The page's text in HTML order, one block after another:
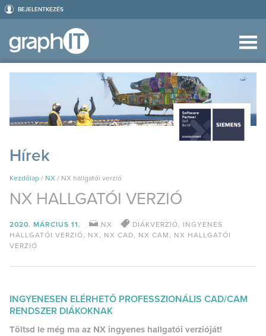
BEJELENTKEZÉS
Hírek
Kezdőlap / NX / NX hallgatói verzió
NX HALLGATÓI VERZIÓ
2020. MÁRCIUS 11. NX DIÁKVERZIÓ, INGYENES
HALLGATÓI VERZIÓ, NX, NX CAD, NX CAM , NX HALLGATÓI
VERZIÓ
INGYENESEN ELÉRHETŐ PROFESSZIONÁLIS CAD/CAM
RENDSZER DIÁKOKNAK
Töltsd le még ma az NX ingyenes hallgatói verzióját!